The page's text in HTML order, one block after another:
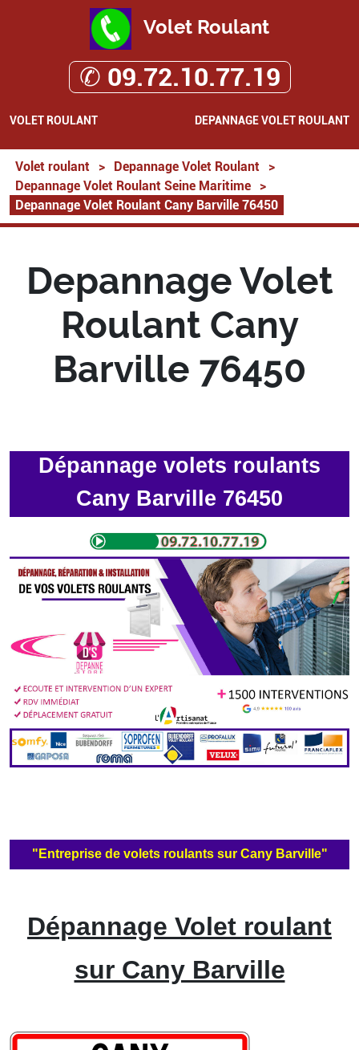
Volet Roulant
✆ 09.72.10.77.19
VOLET ROULANT DEPANNAGE VOLET ROULANT
Volet roulant > Depannage Volet Roulant
>
Depannage Volet Roulant Seine Maritime
>
Depannage Volet Roulant Cany Barville 76450
Depannage Volet
Roulant Cany
Barville 76450
Dépannage volets roulants
Cany Barville 76450
"Entreprise de volets roulants sur Cany Barville"
Dépannage Volet roulant
sur Cany Barville